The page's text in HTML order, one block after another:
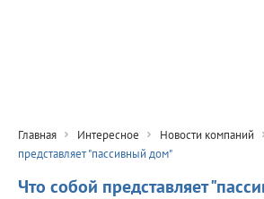
Главная Интересное Новости компаний
представляет "пассивный дом"
Что собой представляет